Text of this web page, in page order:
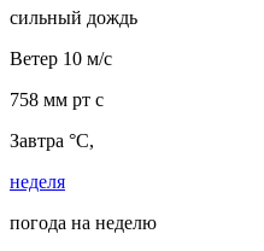
сильный дождь
Ветер 10 м/с
758 мм рт с
Завтра °C,
неделя
погода на неделю